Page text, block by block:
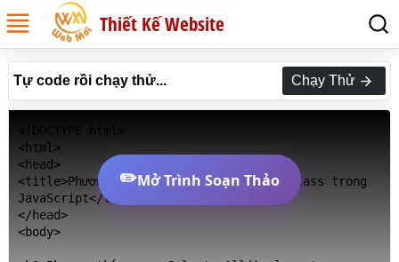
Thiết Kế Website
Tự code rồi chạy thử... Chạy Thử
<html>
<head>
<title>Phương thức querySelectorAll() class trong
JavaScript</title>
</head>
<body>
✏️Mở Trình Soạn Thảo